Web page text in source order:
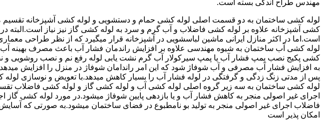
مهندس طراح اندکی بسته است.
لوله کشی ساختمان به دو قسمت اصلی لوله کشی حمام و دستشویی و لوله کشی آشپزخانه
کشی آشپزخانه علاوه بر لوله کشی فاضلاب و آب گرم و سرد به لوله کشی گاز نیز نیاز است.البته
است.اما در اکثر منازل ایرانی ماشین لباسشویی در آشپزخانه قرار میگیرد که از نظر طراحی
لوله کشی آب ساختمان به شیوه مهندسی علاوه بر افزایش راندمان فشار آب باعث مصرف بهینه
کشی پکیج نصب پمپ فشار آب یا پمپ سیرکولار آب گرم نشت یابی لوله رفع نم و نصب روشویی و
پس از مدتی زنگ زدگی و گرفتگی در لوله فشار آب را بسیار کاهش میدهد.با تعویض و نوسازی
لوله کشی ساختمان به سه زیر گروه اصلی لوله کشی آب و لوله کشی گاز و لوله کشی فاضلاب
اجرای غیر اصولی منجر به کاهش فشار آب و یا بازدهی پایین شوفاژ میشود.در مورد لوله کشی
فاضلاب اجرای غیر اصولی منجر به تولید بو نامطبوع در فضای ساختمان میشود.به صورتی که
امکان پذیر است